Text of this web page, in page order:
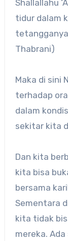
Shallallahu
tidur dalam
tetangganya
Thabrani)
Maka di sini
terhadap
dalam
sekitar kita
Dan kita
kita bisa
bersama
Sementara
kita tidak
mereka.